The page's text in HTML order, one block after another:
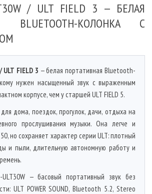
/ ULT FIELD 3 — БЕЛАЯ
BLUETOOTH-КОЛОНКА С
ULT FIELD 3 — белая портативная Bluetooth-
нужен насыщенный звук с выраженным
корпусе, чем у старшей ULT FIELD 5.
дома, поездок, прогулок, дачи, отдыха на
прослушивания музыки. Она легче и
но сохраняет характер серии ULT: плотный
и пыли, длительную автономную работу и
ULT30W — басовый портативный звук без
ULT POWER SOUND, Bluetooth 5.2, Stereo